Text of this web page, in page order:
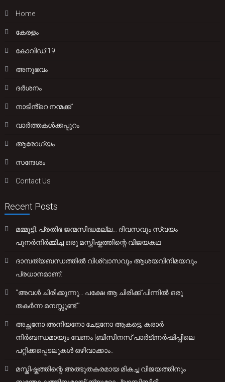
Home
കേരളം
കോവിഡ് 19
അനുഭവം
ദർശനം
നാടിൻ്റെ നന്മക്ക്
വാർത്തകൾക്കപ്പുറം
ആരോഗ്യം
സന്ദേശം
Contact Us
Recent Posts
മമ്മൂട്ടി: പ്രതിഭ ജന്മസിദ്ധമല്ല… ദിവസവും സ്വയം
പുനർനിർമ്മിച്ച ഒരു മസ്തിഷ്കത്തിന്റെ വിജയകഥ
ദാമ്പത്യബന്ധത്തിൽ വിശ്വാസവും ആശയവിനിമയവും
പ്രധാനമാണ്.
“അവൾ ചിരിക്കുന്നു… പക്ഷേ ആ ചിരിക്ക് പിന്നിൽ ഒരു
തകർന്ന മനസ്സുണ്ട്.”
അച്ഛനോ അനിയനോ ചേട്ടനോ ആകട്ടെ, കരാർ
നിർബന്ധമായും വേണം |ബിസിനസ് പാർട്ണർഷിപ്പിലെ
പറ്റിക്കപ്പെടലുകൾ ഒഴിവാക്കാം..
മസ്തിഷ്കത്തിന്റെ അത്ഭുതകരമായ മികച്ച വിജയത്തിനും